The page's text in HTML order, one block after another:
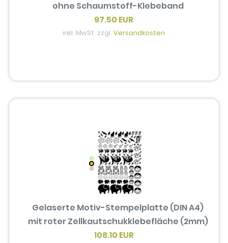
ohne Schaumstoff-Klebeband
97.50 EUR
inkl. MwSt. zzgl.Versandkosten
Gelaserte Motiv-Stempelplatte (DIN A4)
mit roter Zellkautschukklebefläche (2mm)
108.10 EUR